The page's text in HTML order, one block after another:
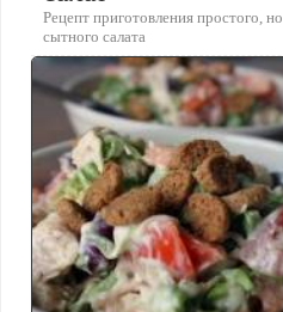
Рецепт приготовления простого, но
сытного салата